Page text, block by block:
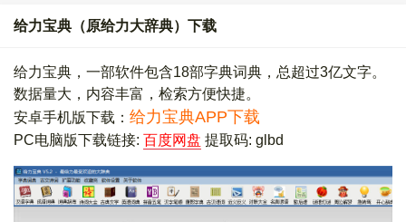
给力宝典（原给力大辞典）下载
给力宝典，一部软件包含18部字典词典，总超过3亿文字。
数据量大，内容丰富，检索方便快捷。
安卓手机版下载： 给力宝典APP下载
PC电脑版下载链接: 百度网盘 提取码: glbd